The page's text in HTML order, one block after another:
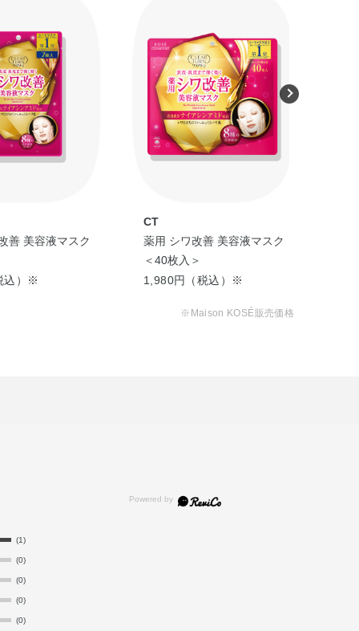
善 美容液マスク
込）※
CT
薬用 シワ改善 美容液マスク
＜40枚入＞
1,980円（税込）※
※Maison KOSÉ販売価格
(1)
(0)
(0)
(0)
(0)